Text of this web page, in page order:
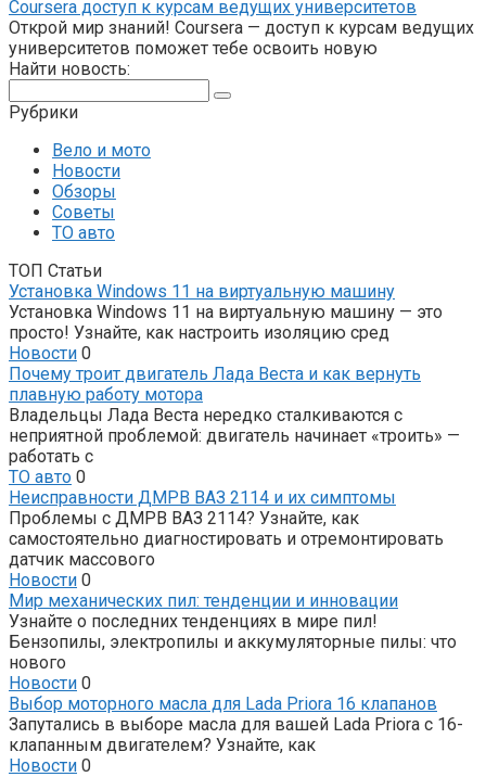
Coursera доступ к курсам ведущих университетов
Открой мир знаний! Coursera — доступ к курсам ведущих
университетов поможет тебе освоить новую
Найти новость:
Рубрики
Вело и мото
Новости
Обзоры
Советы
ТО авто
ТОП Статьи
Установка Windows 11 на виртуальную машину
Установка Windows 11 на виртуальную машину — это
просто! Узнайте, как настроить изоляцию сред
Новости 0
Почему троит двигатель Лада Веста и как вернуть
плавную работу мотора
Владельцы Лада Веста нередко сталкиваются с
неприятной проблемой: двигатель начинает «троить» —
работать с
ТО авто 0
Неисправности ДМРВ ВАЗ 2114 и их симптомы
Проблемы с ДМРВ ВАЗ 2114? Узнайте, как
самостоятельно диагностировать и отремонтировать
датчик массового
Новости 0
Мир механических пил: тенденции и инновации
Узнайте о последних тенденциях в мире пил!
Бензопилы, электропилы и аккумуляторные пилы: что
нового
Новости 0
Выбор моторного масла для Lada Priora 16 клапанов
Запутались в выборе масла для вашей Lada Priora с 16-
клапанным двигателем? Узнайте, как
Новости 0